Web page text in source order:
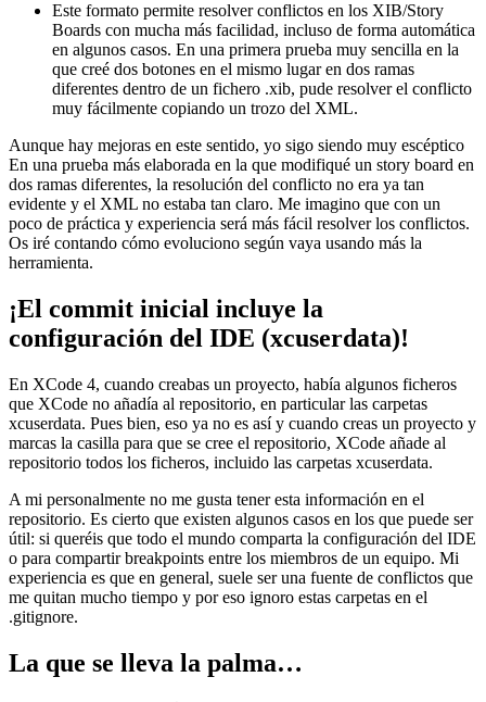
Este formato permite resolver conflictos en los XIB/Story
Boards con mucha más facilidad, incluso de forma automática
en algunos casos. En una primera prueba muy sencilla en la
que creé dos botones en el mismo lugar en dos ramas
diferentes dentro de un fichero .xib, pude resolver el conflicto
muy fácilmente copiando un trozo del XML.
Aunque hay mejoras en este sentido, yo sigo siendo muy escéptico
En una prueba más elaborada en la que modifiqué un story board en
dos ramas diferentes, la resolución del conflicto no era ya tan
evidente y el XML no estaba tan claro. Me imagino que con un
poco de práctica y experiencia será más fácil resolver los conflictos.
Os iré contando cómo evoluciono según vaya usando más la
herramienta.
¡El commit inicial incluye la
configuración del IDE (xcuserdata)!
En XCode 4, cuando creabas un proyecto, había algunos ficheros
que XCode no añadía al repositorio, en particular las carpetas
xcuserdata. Pues bien, eso ya no es así y cuando creas un proyecto y
marcas la casilla para que se cree el repositorio, XCode añade al
repositorio todos los ficheros, incluido las carpetas xcuserdata.
A mi personalmente no me gusta tener esta información en el
repositorio. Es cierto que existen algunos casos en los que puede ser
útil: si queréis que todo el mundo comparta la configuración del IDE
o para compartir breakpoints entre los miembros de un equipo. Mi
experiencia es que en general, suele ser una fuente de conflictos que
me quitan mucho tiempo y por eso ignoro estas carpetas en el
.gitignore.
La que se lleva la palma…